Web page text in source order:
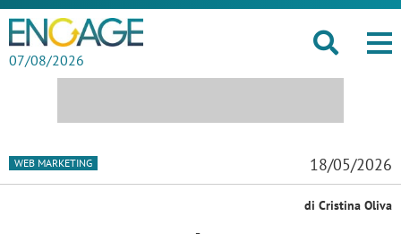
07/08/2026
WEB MARKETING 18/05/2026
di Cristina Oliva